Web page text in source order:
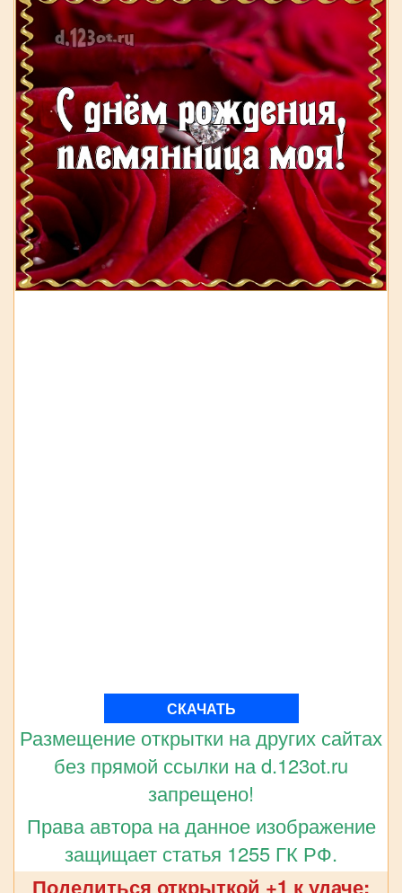
СКАЧАТЬ
Размещение открытки на других сайтах
без прямой ссылки на d.123ot.ru
запрещено!
Права автора на данное изображение
защищает статья 1255 ГК РФ.
Поделиться открыткой +1 к удаче: